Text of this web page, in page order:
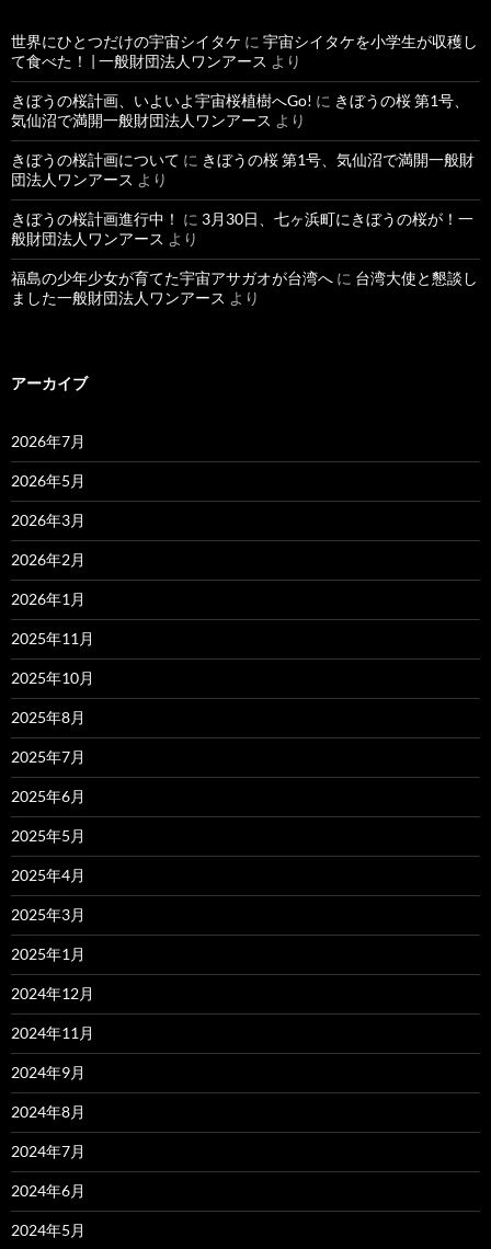
世界にひとつだけの宇宙シイタケ に 宇宙シイタケを小学生が収穫し
て食べた！ | 一般財団法人ワンアース より
きぼうの桜計画、いよいよ宇宙桜植樹へGo! に きぼうの桜 第1号、
気仙沼で満開一般財団法人ワンアース より
きぼうの桜計画について に きぼうの桜 第1号、気仙沼で満開一般財
団法人ワンアース より
きぼうの桜計画進行中！ に 3月30日、七ヶ浜町にきぼうの桜が！一
般財団法人ワンアース より
福島の少年少女が育てた宇宙アサガオが台湾へ に 台湾大使と懇談し
ました一般財団法人ワンアース より
アーカイブ
2026年7月
2026年5月
2026年3月
2026年2月
2026年1月
2025年11月
2025年10月
2025年8月
2025年7月
2025年6月
2025年5月
2025年4月
2025年3月
2025年1月
2024年12月
2024年11月
2024年9月
2024年8月
2024年7月
2024年6月
2024年5月